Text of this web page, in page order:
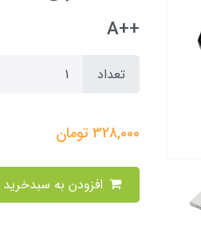
++A
تعداد
328,000تومان